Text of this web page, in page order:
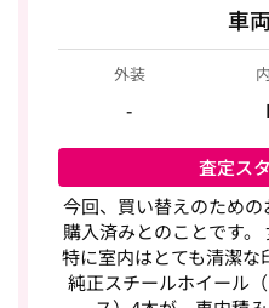
車
外装
-
査定ス
今回、買い替えのため
購入済みとのことです。
特に室内はとても清潔な
純正スチールホイール